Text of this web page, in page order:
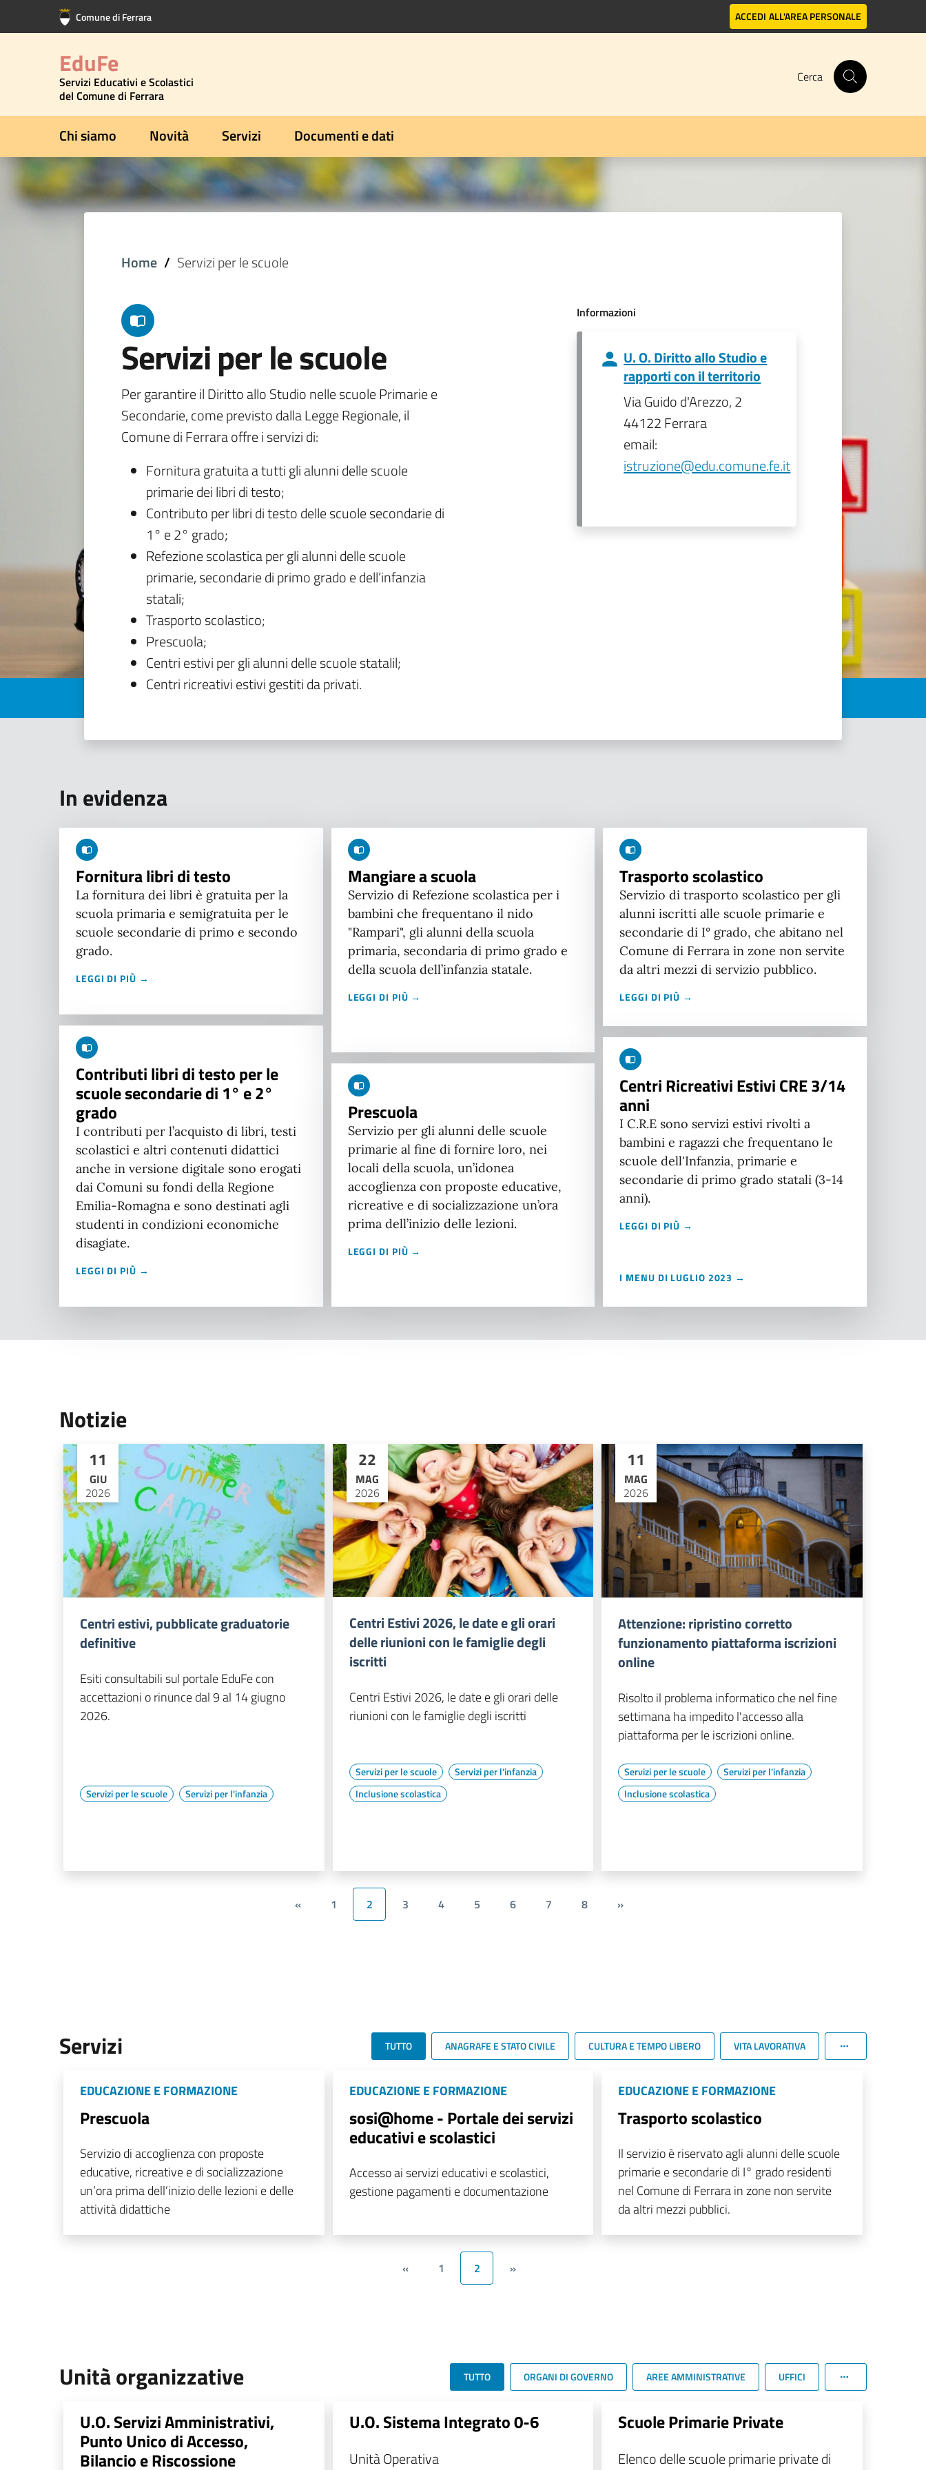
Vai al contenuto principale
Vai al footer Comune di Ferrara ACCEDI ALL'AREA PERSONALE
EduFe
Servizi Educativi e Scolastici
del Comune di Ferrara
Cerca
Chi siamo Novità Servizi Documenti e dati
Home Servizi per le scuole
Servizi per le scuole
Per garantire il Diritto allo Studio nelle scuole Primarie e
Secondarie, come previsto dalla Legge Regionale, il
Comune di Ferrara offre i servizi di:
Fornitura gratuita a tutti gli alunni delle scuole
primarie dei libri di testo;
Contributo per libri di testo delle scuole secondarie di
1° e 2° grado;
Refezione scolastica per gli alunni delle scuole
primarie, secondarie di primo grado e dell’infanzia
statali;
Trasporto scolastico;
Prescuola;
Centri estivi per gli alunni delle scuole statalil;
Centri ricreativi estivi gestiti da privati.
Informazioni
U. O. Diritto allo Studio e
rapporti con il territorio
Via Guido d'Arezzo, 2
44122 Ferrara
email:
istruzione@edu.comune.fe.it
In evidenza
Fornitura libri di testo
La fornitura dei libri è gratuita per la
scuola primaria e semigratuita per le
scuole secondarie di primo e secondo
grado.
LEGGI DI PIÙ →
Contributi libri di testo per le
scuole secondarie di 1° e 2°
grado
I contributi per l’acquisto di libri, testi
scolastici e altri contenuti didattici
anche in versione digitale sono erogati
dai Comuni su fondi della Regione
Emilia-Romagna e sono destinati agli
studenti in condizioni economiche
disagiate.
LEGGI DI PIÙ →
Mangiare a scuola
Servizio di Refezione scolastica per i
bambini che frequentano il nido
"Rampari", gli alunni della scuola
primaria, secondaria di primo grado e
della scuola dell’infanzia statale.
LEGGI DI PIÙ →
Prescuola
Servizio per gli alunni delle scuole
primarie al fine di fornire loro, nei
locali della scuola, un’idonea
accoglienza con proposte educative,
ricreative e di socializzazione un’ora
prima dell’inizio delle lezioni.
LEGGI DI PIÙ →
Trasporto scolastico
Servizio di trasporto scolastico per gli
alunni iscritti alle scuole primarie e
secondarie di I° grado, che abitano nel
Comune di Ferrara in zone non servite
da altri mezzi di servizio pubblico.
LEGGI DI PIÙ →
Centri Ricreativi Estivi CRE 3/14
anni
I C.R.E sono servizi estivi rivolti a
bambini e ragazzi che frequentano le
scuole dell'Infanzia, primarie e
secondarie di primo grado statali (3-14
anni).
LEGGI DI PIÙ →
I MENU DI LUGLIO 2023 →
Notizie
11
GIU
2026
Centri estivi, pubblicate graduatorie
definitive
Esiti consultabili sul portale EduFe con
accettazioni o rinunce dal 9 al 14 giugno
2026.
Servizi per le scuole Servizi per l'infanzia
22
MAG
2026
Centri Estivi 2026, le date e gli orari
delle riunioni con le famiglie degli
iscritti
Centri Estivi 2026, le date e gli orari delle
riunioni con le famiglie degli iscritti
Servizi per le scuole
Servizi per l'infanzia
Inclusione scolastica
11
MAG
2026
Attenzione: ripristino corretto
funzionamento piattaforma iscrizioni
online
Risolto il problema informatico che nel fine
settimana ha impedito l'accesso alla
piattaforma per le iscrizioni online.
Servizi per le scuole
Servizi per l'infanzia
Inclusione scolastica
« 1 2 3 4 5 6 7 8 »
Servizi TUTTO ANAGRAFE E STATO CIVILE CULTURA E TEMPO LIBERO VITA LAVORATIVA
EDUCAZIONE E FORMAZIONE
Prescuola
Servizio di accoglienza con proposte
educative, ricreative e di socializzazione
un’ora prima dell’inizio delle lezioni e delle
attività didattiche
EDUCAZIONE E FORMAZIONE
sosi@home - Portale dei servizi
educativi e scolastici
Accesso ai servizi educativi e scolastici,
gestione pagamenti e documentazione
EDUCAZIONE E FORMAZIONE
Trasporto scolastico
Il servizio è riservato agli alunni delle scuole
primarie e secondarie di I° grado residenti
nel Comune di Ferrara in zone non servite
da altri mezzi pubblici.
« 1 2 »
Unità organizzative TUTTO ORGANI DI GOVERNO AREE AMMINISTRATIVE UFFICI
U.O. Servizi Amministrativi,
Punto Unico di Accesso,
Bilancio e Riscossione
U.O. Sistema Integrato 0-6
Unità Operativa
Scuole Primarie Private
Elenco delle scuole primarie private di